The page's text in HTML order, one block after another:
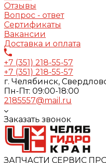
Отзывы
Вопрос - ответ
Сертификаты
Вакансии
Доставка и оплата
+7 (351) 218-55-57
+7 (351) 218-55-57
г. Челябинск,
Пн-Пт: 09:00-18:00
2185557@mail.ru
Заказать звонок
ЗАПЧАСТИ СЕРВИС